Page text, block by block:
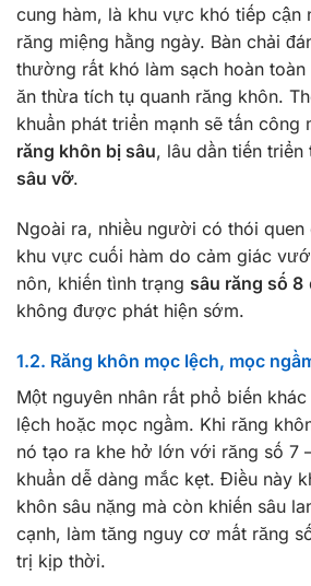
cung hàm, là khu vực khó tiếp cận
răng miệng hằng ngày. Bàn chải
thường rất khó làm sạch hoàn
ăn thừa tích tụ quanh răng khôn.
khuẩn phát triển mạnh sẽ tấn công
răng khôn bị sâu, lâu dần tiến triển
sâu vỡ.
Ngoài ra, nhiều người có thói
khu vực cuối hàm do cảm giác
nôn, khiến tình trạng sâu răng số 8
không được phát hiện sớm.
1.2. Răng khôn mọc lệch, mọc
Một nguyên nhân rất phổ biến
lệch hoặc mọc ngầm. Khi răng
nó tạo ra khe hở lớn với răng số 7
khuẩn dễ dàng mắc kẹt. Điều này
khôn sâu nặng mà còn khiến sâu
cạnh, làm tăng nguy cơ mất răng
trị kịp thời.